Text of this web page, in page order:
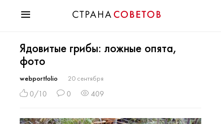
Мода
Звезды
Гороскопы
Здоровье
Хобби
Ядовитые грибы: ложные опята,
фото
webportfolio 20 сентября
0/10 0 409